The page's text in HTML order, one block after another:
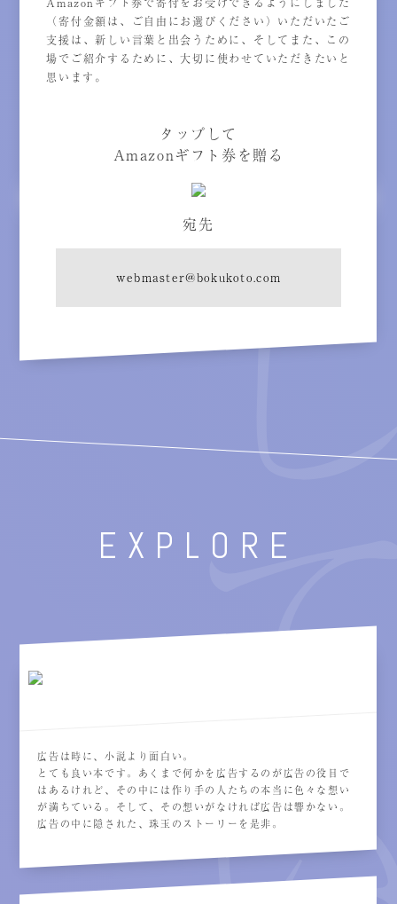
（寄付金額は、ご自由にお選びください）いただいたご
支援は、新しい言葉と出会うために、そしてまた、この
場でご紹介するために、大切に使わせていただきたいと
思います。
タップして
Amazonギフト券を贈る
宛先
EXPLORE
広告は時に、小説より面白い。
とても良い本です。あくまで何かを広告するのが広告の役目で
はあるけれど、その中には作り手の人たちの本当に色々な想い
が満ちている。そして、その想いがなければ広告は響かない。
広告の中に隠された、珠玉のストーリーを是非。